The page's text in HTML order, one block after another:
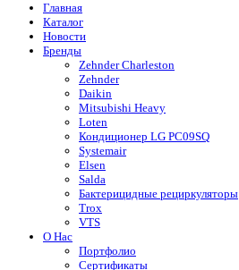
Главная
Каталог
Новости
Бренды
Zehnder Charleston
Zehnder
Daikin
Mitsubishi Heavy
Loten
Кондиционер LG PC09SQ
Systemair
Elsen
Salda
Бактерицидные рециркуляторы
Trox
VTS
О Нас
Портфолио
Сертификаты